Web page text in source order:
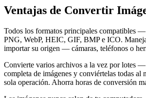
Ventajas de Convertir
Todos los formatos principales compatibles
PNG, WebP, HEIC, GIF, BMP e ICO.
importar su origen — cámaras, teléfonos o
Convierte varios archivos a la vez por lotes —
completa de imágenes y conviértelas todas al
sola operación. Ahorra horas de conversión